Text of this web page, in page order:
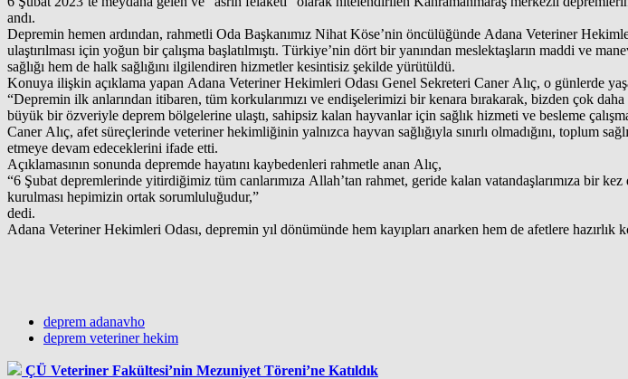
andı.
Depremin hemen ardından, rahmetli Oda Başkanımız Nihat Köse’nin öncülüğünde Adana Veteriner
ulaştırılması için yoğun bir çalışma başlatılmıştı. Türkiye’nin dört bir yanından meslektaşların maddi ve
sağlığı hem de halk sağlığını ilgilendiren hizmetler kesintisiz şekilde yürütüldü.
Konuya ilişkin açıklama yapan Adana Veteriner Hekimleri Odası Genel Sekreteri Caner Alıç, o günlerde
“Depremin ilk anlarından itibaren, tüm korkularımızı ve endişelerimizi bir kenara bırakarak, bizden çok
büyük bir özveriyle deprem bölgelerine ulaştı, sahipsiz kalan hayvanlar için sağlık hizmeti ve besleme
Caner Alıç, afet süreçlerinde veteriner hekimliğinin yalnızca hayvan sağlığıyla sınırlı olmadığını, toplum
etmeye devam edeceklerini ifade etti.
Açıklamasının sonunda depremde hayatını kaybedenleri rahmetle anan Alıç,
“6 Şubat depremlerinde yitirdiğimiz tüm canlarımıza Allah’tan rahmet, geride kalan vatandaşlarımıza bir
kurulması hepimizin ortak sorumluluğudur,”
dedi.
Adana Veteriner Hekimleri Odası, depremin yıl dönümünde hem kayıpları anarken hem de afetlere
deprem adanavho
deprem veteriner hekim
ÇÜ Veteriner Fakültesi’nin Mezuniyet Töreni’ne Katıldık